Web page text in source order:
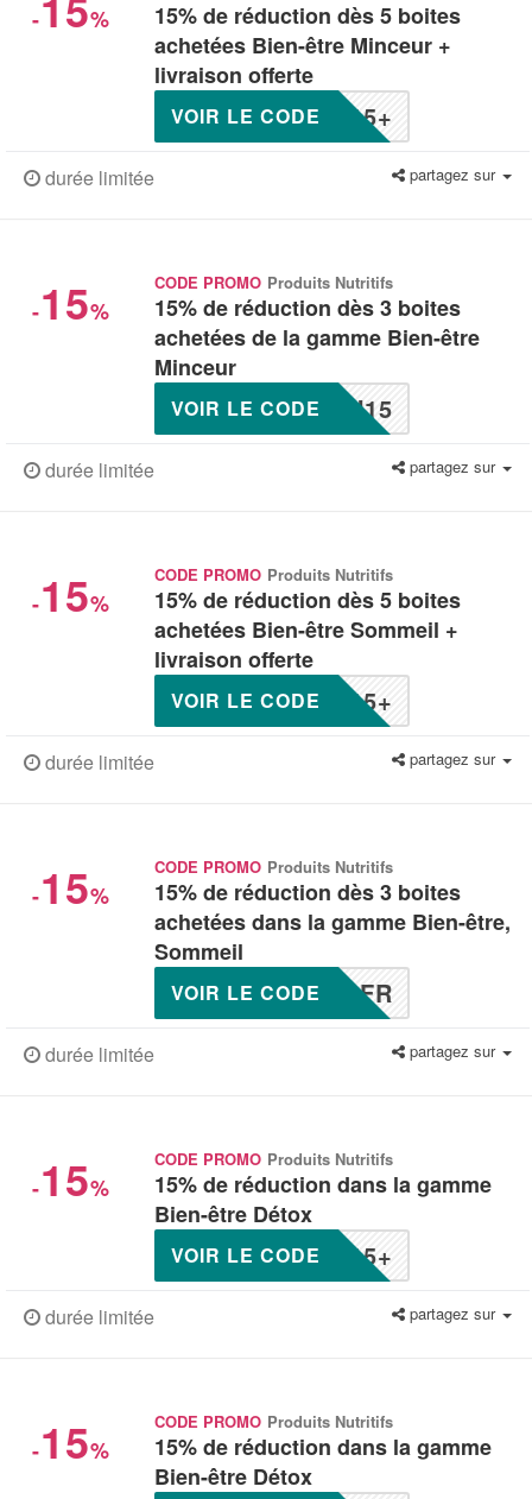
- %
15% de réduction dès 5 boites
achetées Bien-être Minceur +
livraison offerte
15+
VOIR LE CODE
durée limitée partagez sur
-15%
CODE PROMO Produits Nutritifs
15% de réduction dès 3 boites
achetées de la gamme Bien-être
Minceur
N15
VOIR LE CODE
durée limitée partagez sur
-15%
CODE PROMO Produits Nutritifs
15% de réduction dès 5 boites
achetées Bien-être Sommeil +
livraison offerte
15+
VOIR LE CODE
durée limitée partagez sur
-15%
CODE PROMO Produits Nutritifs
15% de réduction dès 3 boites
achetées dans la gamme Bien-être,
Sommeil
5FR
VOIR LE CODE
durée limitée partagez sur
-15%
CODE PROMO Produits Nutritifs
15% de réduction dans la gamme
Bien-être Détox
15+
VOIR LE CODE
durée limitée partagez sur
-15%
CODE PROMO Produits Nutritifs
15% de réduction dans la gamme
Bien-être Détox